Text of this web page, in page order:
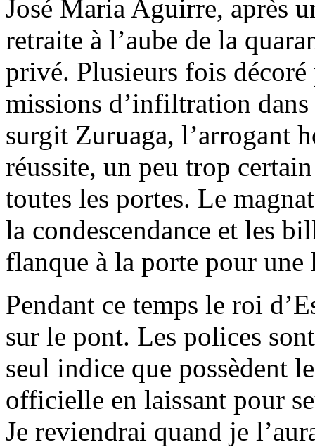
José Maria Aguirre, après
retraite à l’aube de la
privé. Plusieurs fois
missions d’infiltration
surgit Zuruaga, l’arrogant
réussite, un peu trop
toutes les portes. Le
la condescendance et les
flanque à la porte pour
Pendant ce temps le roi
sur le pont. Les polices
seul indice que possèdent
officielle en laissant pour
Je reviendrai quand je